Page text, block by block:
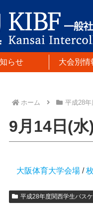
らせ 大会別情
ホーム 平成28
9月14日(水)
大阪体育大学会場 /
平成28年度関西学生バス